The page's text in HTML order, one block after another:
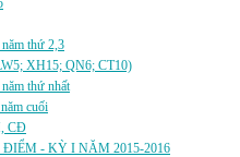
thứ 2,3
XH15; QN6; CT10)
thứ nhất
cuối
CĐ
ĐIỂM - KỲ I NĂM 2015-2016